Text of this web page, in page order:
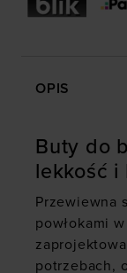
OPIS
Buty do
lekkość
Przewiewna
powłokami
potrzebach,